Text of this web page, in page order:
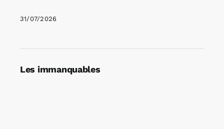
31/07/2026
Les immanquables